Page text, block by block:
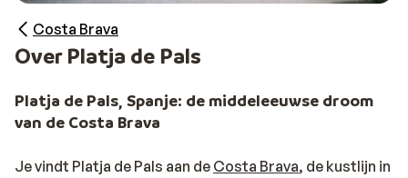
Costa Brava
Over Platja de Pals
Platja de Pals, Spanje: de middeleeuwse droom
van de Costa Brava
Je vindt Platja de Pals aan de Costa Brava, de kustlijn in